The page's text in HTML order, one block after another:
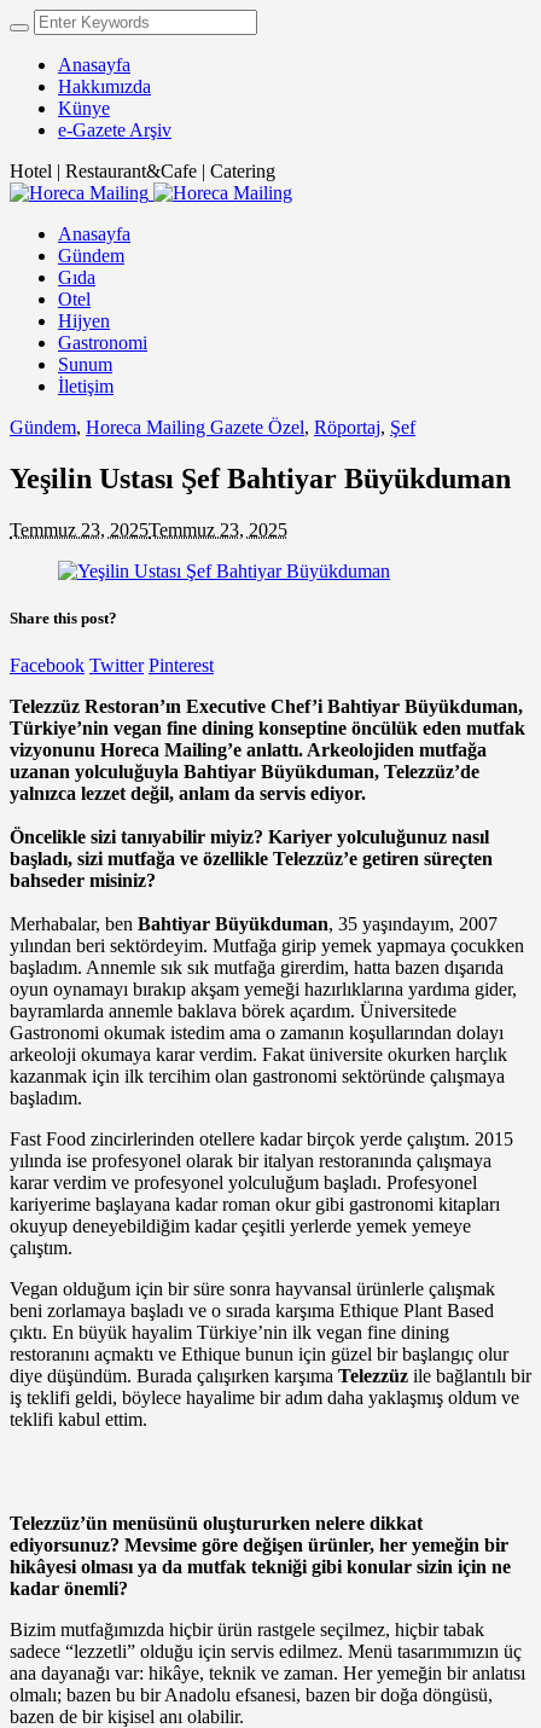
Anasayfa
Hakkımızda
Künye
e-Gazete Arşiv
Hotel | Restaurant&Cafe | Catering
Anasayfa
Gündem
Gıda
Otel
Hijyen
Gastronomi
Sunum
İletişim
Gündem, Horeca Mailing Gazete Özel, Röportaj, Şef
Yeşilin Ustası Şef Bahtiyar Büyükduman
Temmuz 23, 2025Temmuz 23, 2025
Share this post?
Facebook Twitter Pinterest
Telezzüz Restoran’ın Executive Chef’i Bahtiyar Büyükduman,
Türkiye’nin vegan fine dining konseptine öncülük eden mutfak
vizyonunu Horeca Mailing’e anlattı. Arkeolojiden mutfağa
uzanan yolculuğuyla Bahtiyar Büyükduman, Telezzüz’de
yalnızca lezzet değil, anlam da servis ediyor.
Öncelikle sizi tanıyabilir miyiz? Kariyer yolculuğunuz nasıl
başladı, sizi mutfağa ve özellikle Telezzüz’e getiren süreçten
bahseder misiniz?
Merhabalar, ben Bahtiyar Büyükduman, 35 yaşındayım, 2007
yılından beri sektördeyim. Mutfağa girip yemek yapmaya çocukken
başladım. Annemle sık sık mutfağa girerdim, hatta bazen dışarıda
oyun oynamayı bırakıp akşam yemeği hazırlıklarına yardıma gider,
bayramlarda annemle baklava börek açardım. Üniversitede
Gastronomi okumak istedim ama o zamanın koşullarından dolayı
arkeoloji okumaya karar verdim. Fakat üniversite okurken harçlık
kazanmak için ilk tercihim olan gastronomi sektöründe çalışmaya
başladım.
Fast Food zincirlerinden otellere kadar birçok yerde çalıştım. 2015
yılında ise profesyonel olarak bir italyan restoranında çalışmaya
karar verdim ve profesyonel yolculuğum başladı. Profesyonel
kariyerime başlayana kadar roman okur gibi gastronomi kitapları
okuyup deneyebildiğim kadar çeşitli yerlerde yemek yemeye
çalıştım.
Vegan olduğum için bir süre sonra hayvansal ürünlerle çalışmak
beni zorlamaya başladı ve o sırada karşıma Ethique Plant Based
çıktı. En büyük hayalim Türkiye’nin ilk vegan fine dining
restoranını açmaktı ve Ethique bunun için güzel bir başlangıç olur
diye düşündüm. Burada çalışırken karşıma Telezzüz ile bağlantılı bir
iş teklifi geldi, böylece hayalime bir adım daha yaklaşmış oldum ve
teklifi kabul ettim.
Telezzüz’ün menüsünü oluştururken nelere dikkat
ediyorsunuz? Mevsime göre değişen ürünler, her yemeğin bir
hikâyesi olması ya da mutfak tekniği gibi konular sizin için ne
kadar önemli?
Bizim mutfağımızda hiçbir ürün rastgele seçilmez, hiçbir tabak
sadece “lezzetli” olduğu için servis edilmez. Menü tasarımımızın üç
ana dayanağı var: hikâye, teknik ve zaman. Her yemeğin bir anlatısı
olmalı; bazen bu bir Anadolu efsanesi, bazen bir doğa döngüsü,
bazen de bir kişisel anı olabilir.